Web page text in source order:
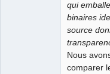
qui
binaires
source
Nous
comparer